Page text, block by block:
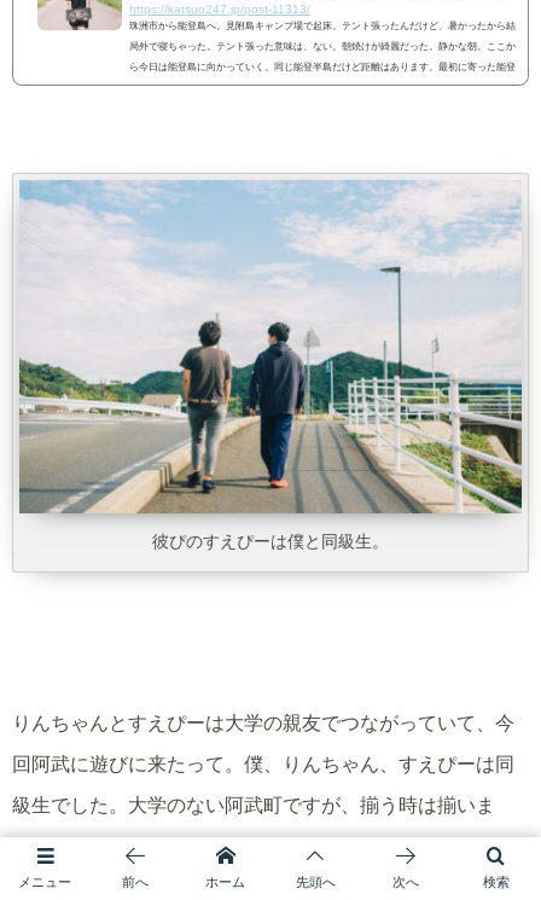
https://katsuo247.jp/post-11313/
珠洲市から能登島へ。見附島キャンプ場で起床。テント張ったんだけど、暑かったから結
局外で寝ちゃった。テント張った意味は、ない。朝焼けが綺麗だった。静かな朝。ここか
ら今日は能登島に向かっていく。同じ能登半島だけど距離はあります。最初に寄った能登
町。自...
彼ぴのすえぴーは僕と同級生。
りんちゃんとすえぴーは大学の親友でつながっていて、今
回阿武に遊びに来たって。僕、りんちゃん、すえぴーは同
級生でした。大学のない阿武町ですが、揃う時は揃いま
す。
メニュー 検索
前へ ホーム 先頭へ 次へ